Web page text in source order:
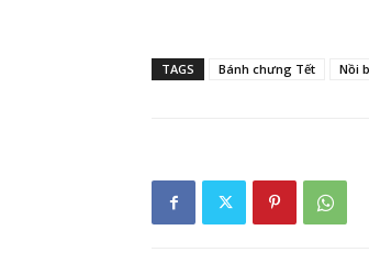
TAGS Bánh chưng Tết Nồi